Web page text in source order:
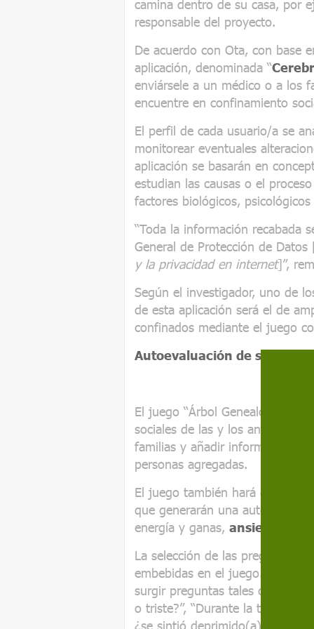
camina dentro de su casa, por
responsable del proyecto.
De acuerdo con Ota, con base
aplicación, denominada “
enviársele a un médico o a los
encuentre en confinamiento
El perfil de cada usuario/a se
monitorear eventuales
aplicación se basarán en
estudian las causas o el
factores biológicos, psicológicos
“Toda la información recabada
General de Protección de Datos
y la privacidad en internet]”,
Según el investigador, uno de
de esta aplicación será el de
confinados mediante el juego
Autoevaluación de su salud
El juego “Árbol Genealógico”,
sociales de las y los ancianos
familias y añadir información
personas agregadas.
El juego también hará que el/la
que generarán una
energía y ganas, ansiedad
La selección de las preguntas
embebidas en el juego. En el
surgir preguntas tales como
o triste?”, “Durante la tarde,
¿se sintió deprimido(a) o